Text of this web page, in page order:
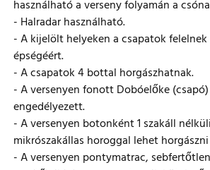
használható a verseny folyamán a
- Halradar használható.
- A kijelölt helyeken a csapatok
épségéért.
- A csapatok 4 bottal horgászhatnak.
- A versenyen fonott Dobóelőke
engedélyezett.
- A versenyen botonként 1 szakáll
mikrószakállas horoggal lehet horgászni
- A versenyen pontymatrac,